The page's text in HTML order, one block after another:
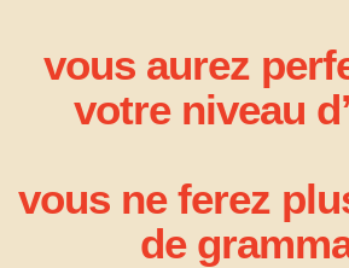
vous aurez
votre niveau
vous ne ferez
de